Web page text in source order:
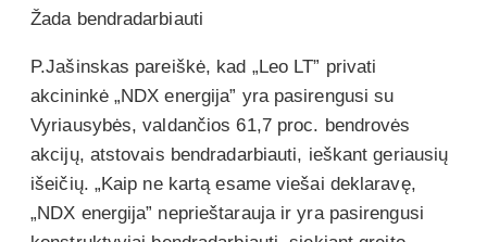
Žada bendradarbiauti
P.Jašinskas pareiškė, kad „Leo LT” privati
akcininkė „NDX energija” yra pasirengusi su
Vyriausybės, valdančios 61,7 proc. bendrovės
akcijų, atstovais bendradarbiauti, ieškant geriausių
išeičių. „Kaip ne kartą esame viešai deklaravę,
„NDX energija” neprieštarauja ir yra pasirengusi